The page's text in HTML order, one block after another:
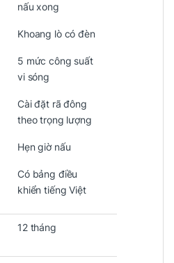
nấu xong
Khoang lò có đèn
5 mức công suất
vi sóng
Cài đặt rã đông
theo trọng lượng
Hẹn giờ nấu
Có bảng điều
khiển tiếng Việt
12 tháng